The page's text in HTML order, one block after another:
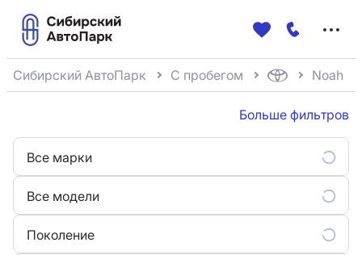
Сибирский АвтоПарк С пробегом Noah
Больше фильтров
Все марки
Все модели
Поколение